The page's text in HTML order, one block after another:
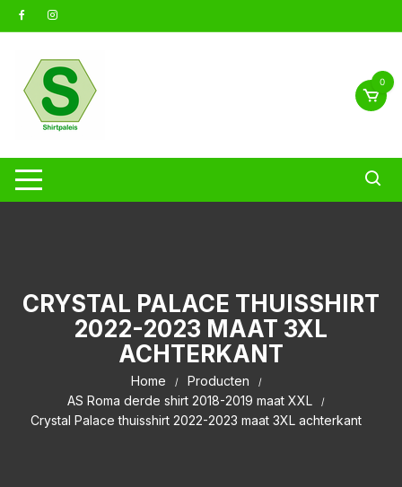
naar
0
CRYSTAL PALACE THUISSHIRT
2022-2023 MAAT 3XL
ACHTERKANT
Home
Producten
AS Roma derde shirt 2018-2019 maat XXL
Crystal Palace thuisshirt 2022-2023 maat 3XL achterkant